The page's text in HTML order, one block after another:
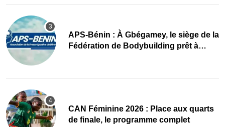
APS-Bénin : À Gbégamey, le siège de la
Fédération de Bodybuilding prêt à
CAN Féminine 2026 : Place aux quarts
de finale, le programme complet